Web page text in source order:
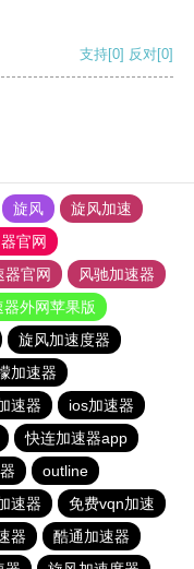
支持[0] 反对[0]
旋风
旋风加速
官网
器官网
风驰加速器
外网苹果版
旋风加速度器
加速器
速器
ios加速器
快连加速器app
outline
速器
免费vqn加速
器
酷通加速器